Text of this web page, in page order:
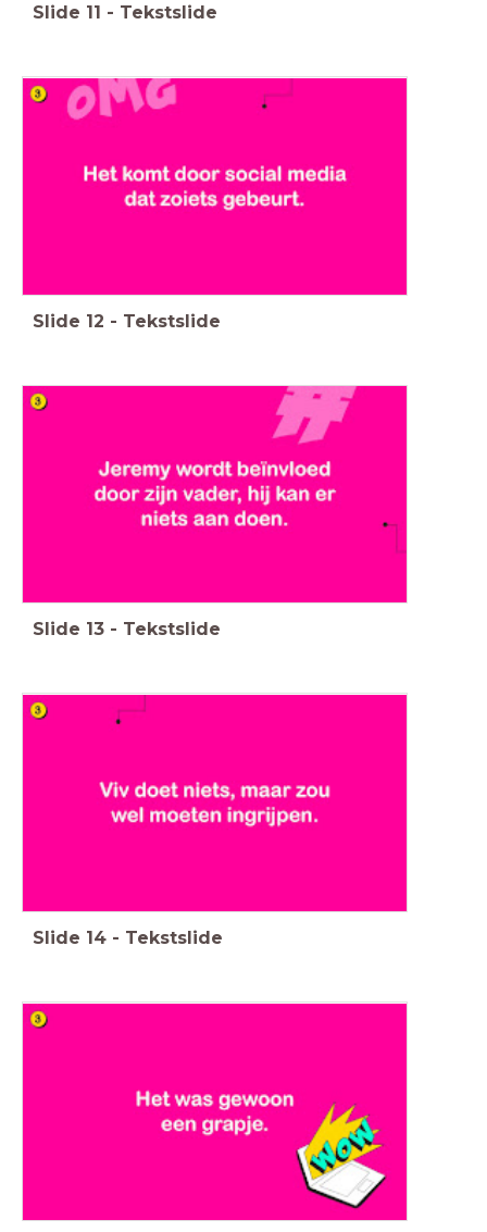
Slide 11 - Tekstslide
Slide 12 - Tekstslide
Slide 13 - Tekstslide
Slide 14 - Tekstslide